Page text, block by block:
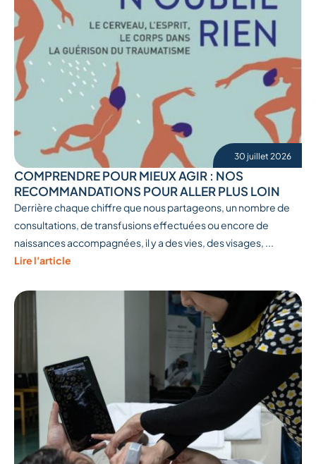
30 juillet 2026
COMPRENDRE POUR MIEUX AGIR : NOS
RECOMMANDATIONS POUR ALLER PLUS LOIN
Derrière chaque chiffre que nous partageons, un nombre de
consultations, de transfusions effectuées ou encore de
naissances accompagnées, il y a des vies, des visages, ...
Lire l'article